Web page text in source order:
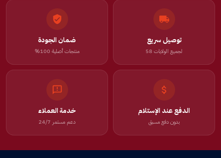
توصيل سريع
لجميع الولايات 58
ضمان الجودة
منتجات أصلية 100%
الدفع عند الإستلام
بدون دفع مسبق
خدمة العملاء
دعم مستمر 24/7